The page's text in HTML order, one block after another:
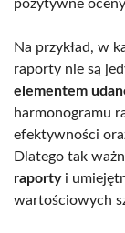
pozytywne
Na przykład, w
raporty nie są
elementem
harmonogramu
efektywności
Dlatego tak
raportyi
wartościowych